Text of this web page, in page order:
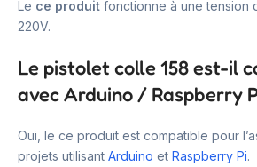
Le ce produit fonctionne à une tension
220V.
Le pistolet colle 158 est-il
avec Arduino / Raspberry
Oui, le ce produit est compatible pour
projets utilisant Arduino et Raspberry Pi.